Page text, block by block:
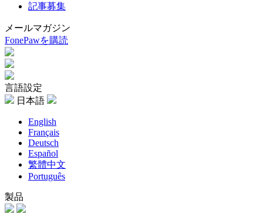
記事募集
メールマガジン
FonePawを購読
言語設定
日本語
English
Français
Deutsch
Español
繁體中文
Português
製品